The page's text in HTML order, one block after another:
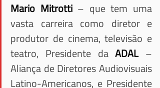
Mario Mitrotti – que tem uma
vasta carreira como diretor e
produtor de cinema, televisão e
teatro, Presidente da ADAL –
Aliança de Diretores Audiovisuais
Latino-Americanos, e Presidente